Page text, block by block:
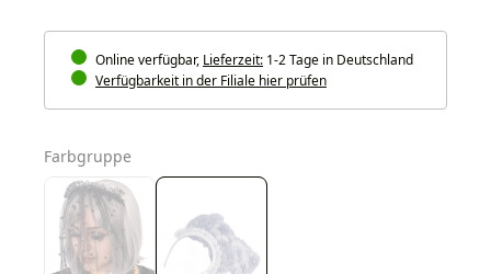
Online verfügbar, Lieferzeit: 1-2 Tage in Deutschland
Verfügbarkeit in der Filiale hier prüfen
Farbgruppe